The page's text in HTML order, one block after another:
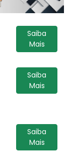
Saiba
Mais
Saiba
Mais
Saiba
Mais